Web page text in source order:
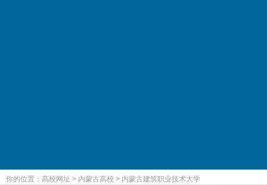
你的位置： 高校网址 > 内蒙古高校 > 内蒙古建筑职业技术大学